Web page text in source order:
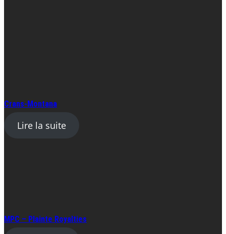
Crans-Montana
Lire la suite
MPC – Plainte Royalties